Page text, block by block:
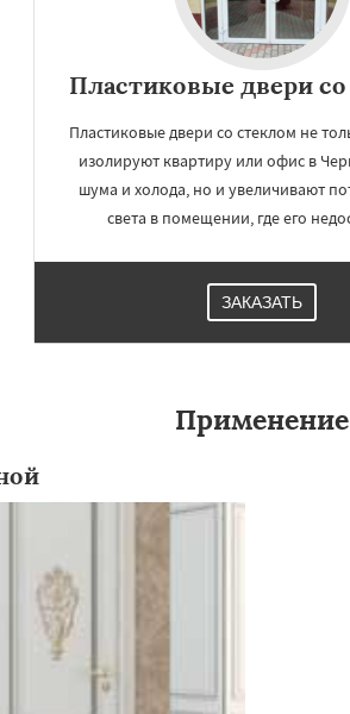
×
Бобров Богородское
Загорянский
Зеленоградск
Ильинский
Красково
Лопатино
Менделеевск
Нахабино
Октябрьский
Родники
Пластиковые двери
Пластиковые двери со стеклом не
изолируют квартиру или офис в
шума и холода, но и увеличивают
света в помещении, где его
ЗАКАЗАТЬ
Применение